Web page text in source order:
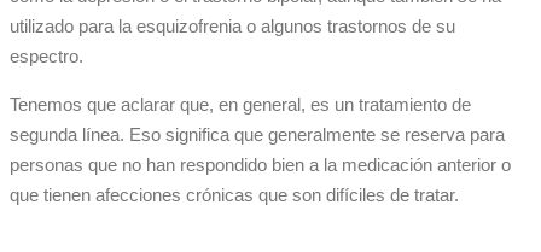
utilizado para la esquizofrenia o algunos trastornos de su
espectro.
Tenemos que aclarar que, en general, es un tratamiento de
segunda línea. Eso significa que generalmente se reserva para
personas que no han respondido bien a la medicación anterior o
que tienen afecciones crónicas que son difíciles de tratar.